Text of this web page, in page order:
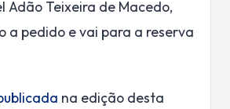
Adão Teixeira de Macedo,
a pedido e vai para a reserva
na edição desta